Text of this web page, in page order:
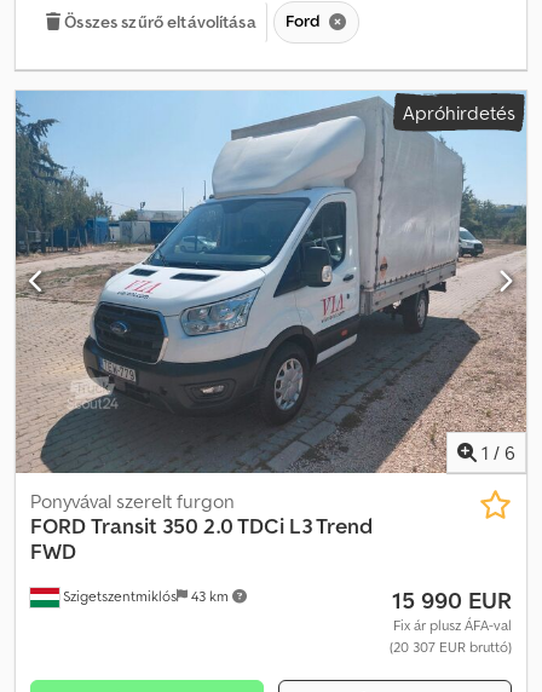
Összes szűrő eltávolítása Ford
Apróhirdetés
1 / 6
Szigetszentmiklós 43 km
Ponyvával szerelt furgon
FORDTransit 350 2.0 TDCi L3 Trend
FWD
15 990 EUR
Fix ár plusz ÁFA-val
(20 307 EUR bruttó)